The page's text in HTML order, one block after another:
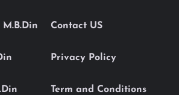
Contact US
Privacy Policy
Term and Conditions